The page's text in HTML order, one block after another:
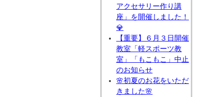
アクセサリー作り講
座」を開催しました！
💎
【重要】６月３日開催
教室「軽スポーツ教
室」「もこもこ」中止
のお知らせ
🌸初夏のお花をいただ
きました🌸